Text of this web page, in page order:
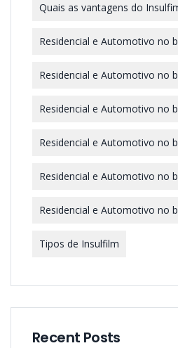
Quais as vantagens do
Residencial e Automotivo no
Residencial e Automotivo no
Residencial e Automotivo no
Residencial e Automotivo no
Residencial e Automotivo no
Residencial e Automotivo no
Tipos de Insulfilm
Recent Posts